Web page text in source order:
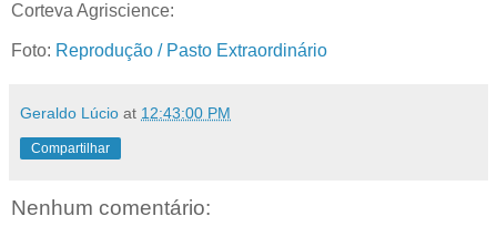
Corteva Agriscience:
Foto: Reprodução / Pasto Extraordinário
Geraldo Lúcio at 12:43:00 PM
Compartilhar
Nenhum comentário: